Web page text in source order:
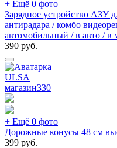
+ Ещё 0 фото
Зарядное устройство АЗУ
антирадара / комбо
автомобильный / в авто / в
390 руб.
ULSA
магазин330
+ Ещё 0 фото
Дорожные конусы 48 см
399 руб.